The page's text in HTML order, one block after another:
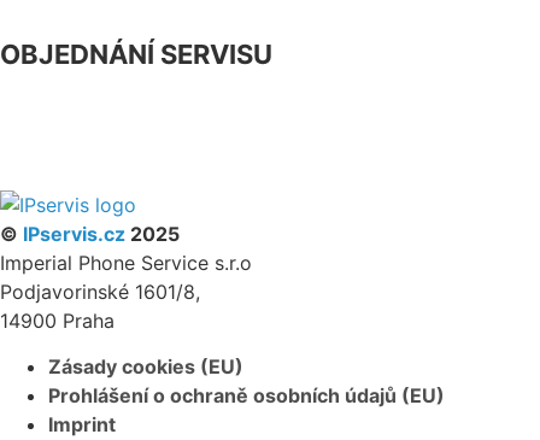
OBJEDNÁNÍ SERVISU
© IPservis.cz 2025
Imperial Phone Service s.r.o
Podjavorinské 1601/8,
14900 Praha
Zásady cookies (EU)
Prohlášení o ochraně osobních údajů (EU)
Imprint